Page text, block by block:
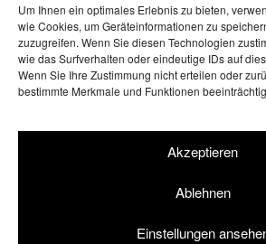
Um Ihnen ein optimales Erlebnis zu bieten,
wie Cookies, um Geräteinformationen zu
zuzugreifen. Wenn Sie diesen Technologien
wie das Surfverhalten oder eindeutige IDs auf
Wenn Sie Ihre Zustimmung nicht erteilen oder
bestimmte Merkmale und Funktionen
Akzeptieren
Ablehnen
Einstellungen
IN DEN
© 2026 Einstürzende Neubauten Merchandise GbR | Shop